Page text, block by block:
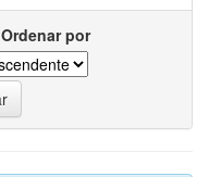
Ordenar por